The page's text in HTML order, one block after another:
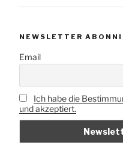
NEWSLETTER
Email
Ich habe die
und akzeptiert.